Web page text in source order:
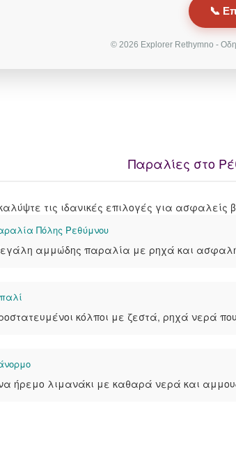
📞
© 2026 Explorer Rethymno -
Παραλίες στο
τις ιδανικές επιλογές για ασφαλείς
Πόλης Ρεθύμνου
αμμώδης παραλία με ρηχά και ασφαλή
κόλποι με ζεστά, ρηχά νερά
ήρεμο λιμανάκι με καθαρά νερά και